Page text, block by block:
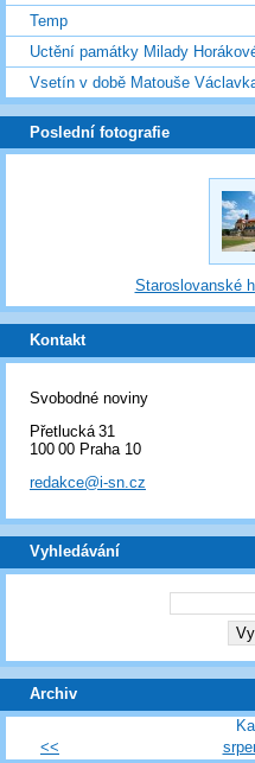
Temp
Uctění památky Milady
Vsetín v době Matouše
Poslední fotografie
Staroslovanské
Kontakt
Svobodné noviny
Přetlucká 31
100 00 Praha 10
redakce@i-sn.cz
Vyhledávání
Archiv
<<